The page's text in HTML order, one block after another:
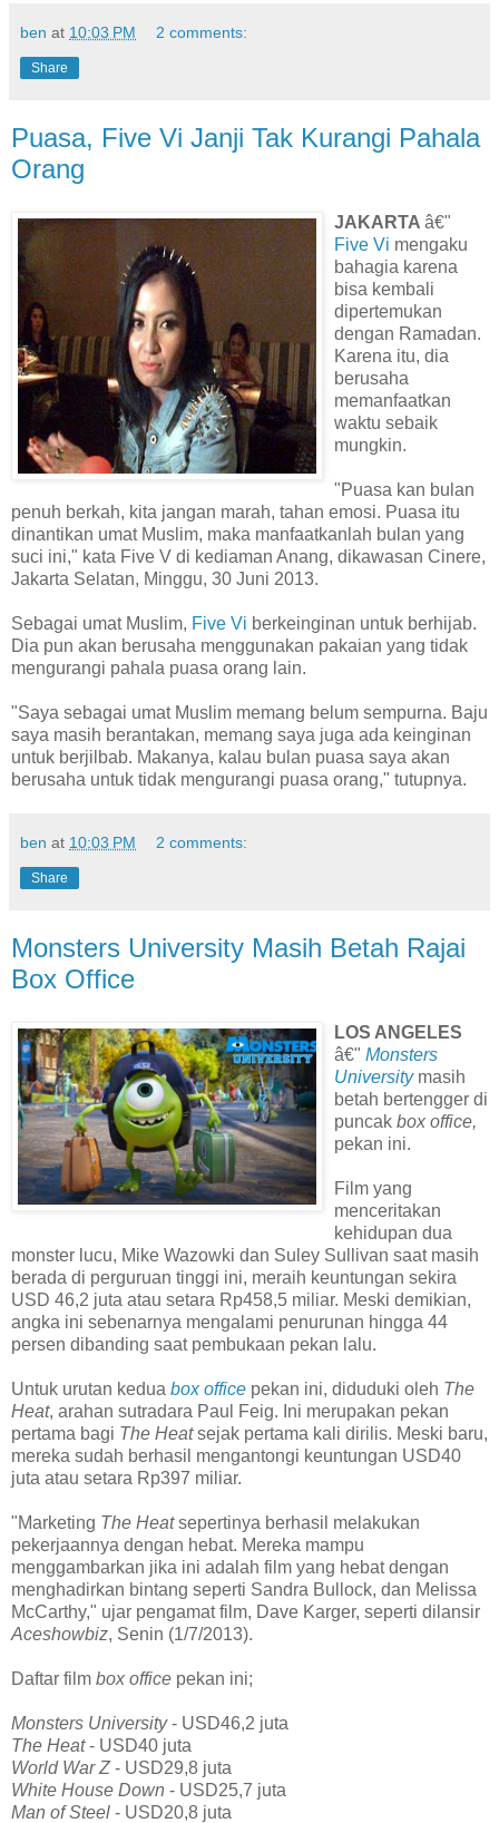
ben at 10:03 PM 2 comments:
Share
Puasa, Five Vi Janji Tak Kurangi Pahala
Orang
JAKARTA â€"
Five Vi mengaku
bahagia karena
bisa kembali
dipertemukan
dengan Ramadan.
Karena itu, dia
berusaha
memanfaatkan
waktu sebaik
mungkin.
"Puasa kan bulan
penuh berkah, kita jangan marah, tahan emosi. Puasa itu
dinantikan umat Muslim, maka manfaatkanlah bulan yang
suci ini," kata Five V di kediaman Anang, dikawasan Cinere,
Jakarta Selatan, Minggu, 30 Juni 2013.
Sebagai umat Muslim, Five Vi berkeinginan untuk berhijab.
Dia pun akan berusaha menggunakan pakaian yang tidak
mengurangi pahala puasa orang lain.
"Saya sebagai umat Muslim memang belum sempurna. Baju
saya masih berantakan, memang saya juga ada keinginan
untuk berjilbab. Makanya, kalau bulan puasa saya akan
berusaha untuk tidak mengurangi puasa orang," tutupnya.
ben at 10:03 PM 2 comments:
Share
Monsters University Masih Betah Rajai
Box Office
LOS ANGELES
â€" Monsters
University masih
betah bertengger di
puncak box office,
pekan ini.
Film yang
menceritakan
kehidupan dua
monster lucu, Mike Wazowki dan Suley Sullivan saat masih
berada di perguruan tinggi ini, meraih keuntungan sekira
USD 46,2 juta atau setara Rp458,5 miliar. Meski demikian,
angka ini sebenarnya mengalami penurunan hingga 44
persen dibanding saat pembukaan pekan lalu.
Untuk urutan kedua box office pekan ini, diduduki oleh The
Heat, arahan sutradara Paul Feig. Ini merupakan pekan
pertama bagi The Heatsejak pertama kali dirilis. Meski baru,
mereka sudah berhasil mengantongi keuntungan USD40
juta atau setara Rp397 miliar.
"Marketing The Heatsepertinya berhasil melakukan
pekerjaannya dengan hebat. Mereka mampu
menggambarkan jika ini adalah film yang hebat dengan
menghadirkan bintang seperti Sandra Bullock, dan Melissa
McCarthy," ujar pengamat film, Dave Karger, seperti dilansir
Aceshowbiz, Senin (1/7/2013).
Daftar film box office pekan ini;
Monsters University- USD46,2 juta
The Heat- USD40 juta
World War Z - USD29,8 juta
White House Down - USD25,7 juta
Man of Steel - USD20,8 juta